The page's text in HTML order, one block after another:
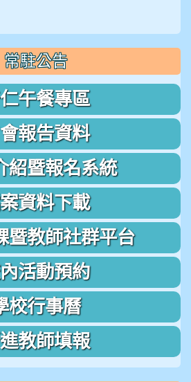
常駐公告
午餐專區
報告資料
紹暨報名系統
資料下載
暨教師社群平台
活動預約
校行事曆
教師填報